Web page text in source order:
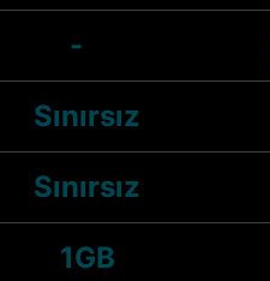
-
Sınırsız
Sınırsız
1GB